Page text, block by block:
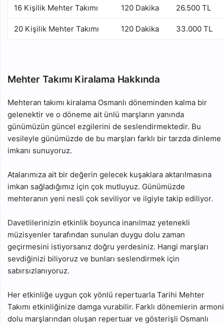
16 Kişilik Mehter Takımı 120 Dakika 26.500 TL
20 Kişilik Mehter Takımı 120 Dakika 33.000 TL
Mehter Takımı Kiralama Hakkında
Mehteran takımı kiralama Osmanlı döneminden kalma bir
gelenektir ve o döneme ait ünlü marşların yanında
günümüzün güncel ezgilerini de seslendirmektedir. Bu
vesileyle günümüzde de bu marşları farklı bir tarzda dinleme
imkanı sunuyoruz.
Atalarımıza ait bir değerin gelecek kuşaklara aktarılmasına
imkan sağladığımız için çok mutluyuz. Günümüzde
mehteranın yeni nesli çok seviliyor ve ilgiyle takip ediliyor.
Davetlilerinizin etkinlik boyunca inanılmaz yetenekli
müzisyenler tarafından sunulan duygu dolu zaman
geçirmesini istiyorsanız doğru yerdesiniz. Hangi marşları
sevdiğinizi biliyoruz ve bunları seslendirmek için
sabırsızlanıyoruz.
Her etkinliğe uygun çok yönlü repertuarla Tarihi Mehter
Takımı etkinliğinize damga vurabilir. Farklı dönemlerin armoni
dolu marşlarından oluşan repertuar ve gösterişli Osmanlı